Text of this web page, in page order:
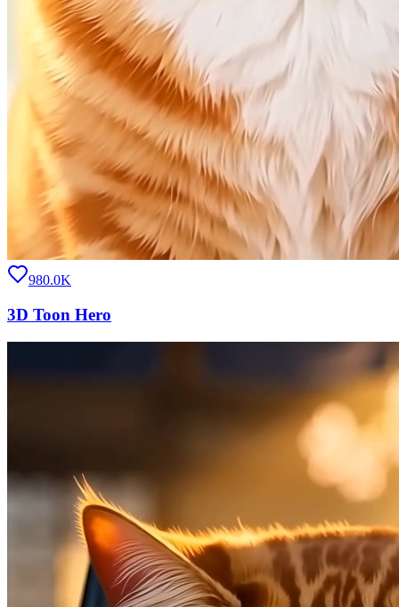
980.0K
3D Toon Hero